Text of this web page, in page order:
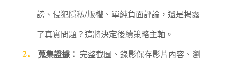
謗、侵犯隱私/版權、單純負面評論，還是揭露
了真實問題？這將決定後續策略主軸。
蒐集證據： 完整截圖、錄影保存影片內容、瀏